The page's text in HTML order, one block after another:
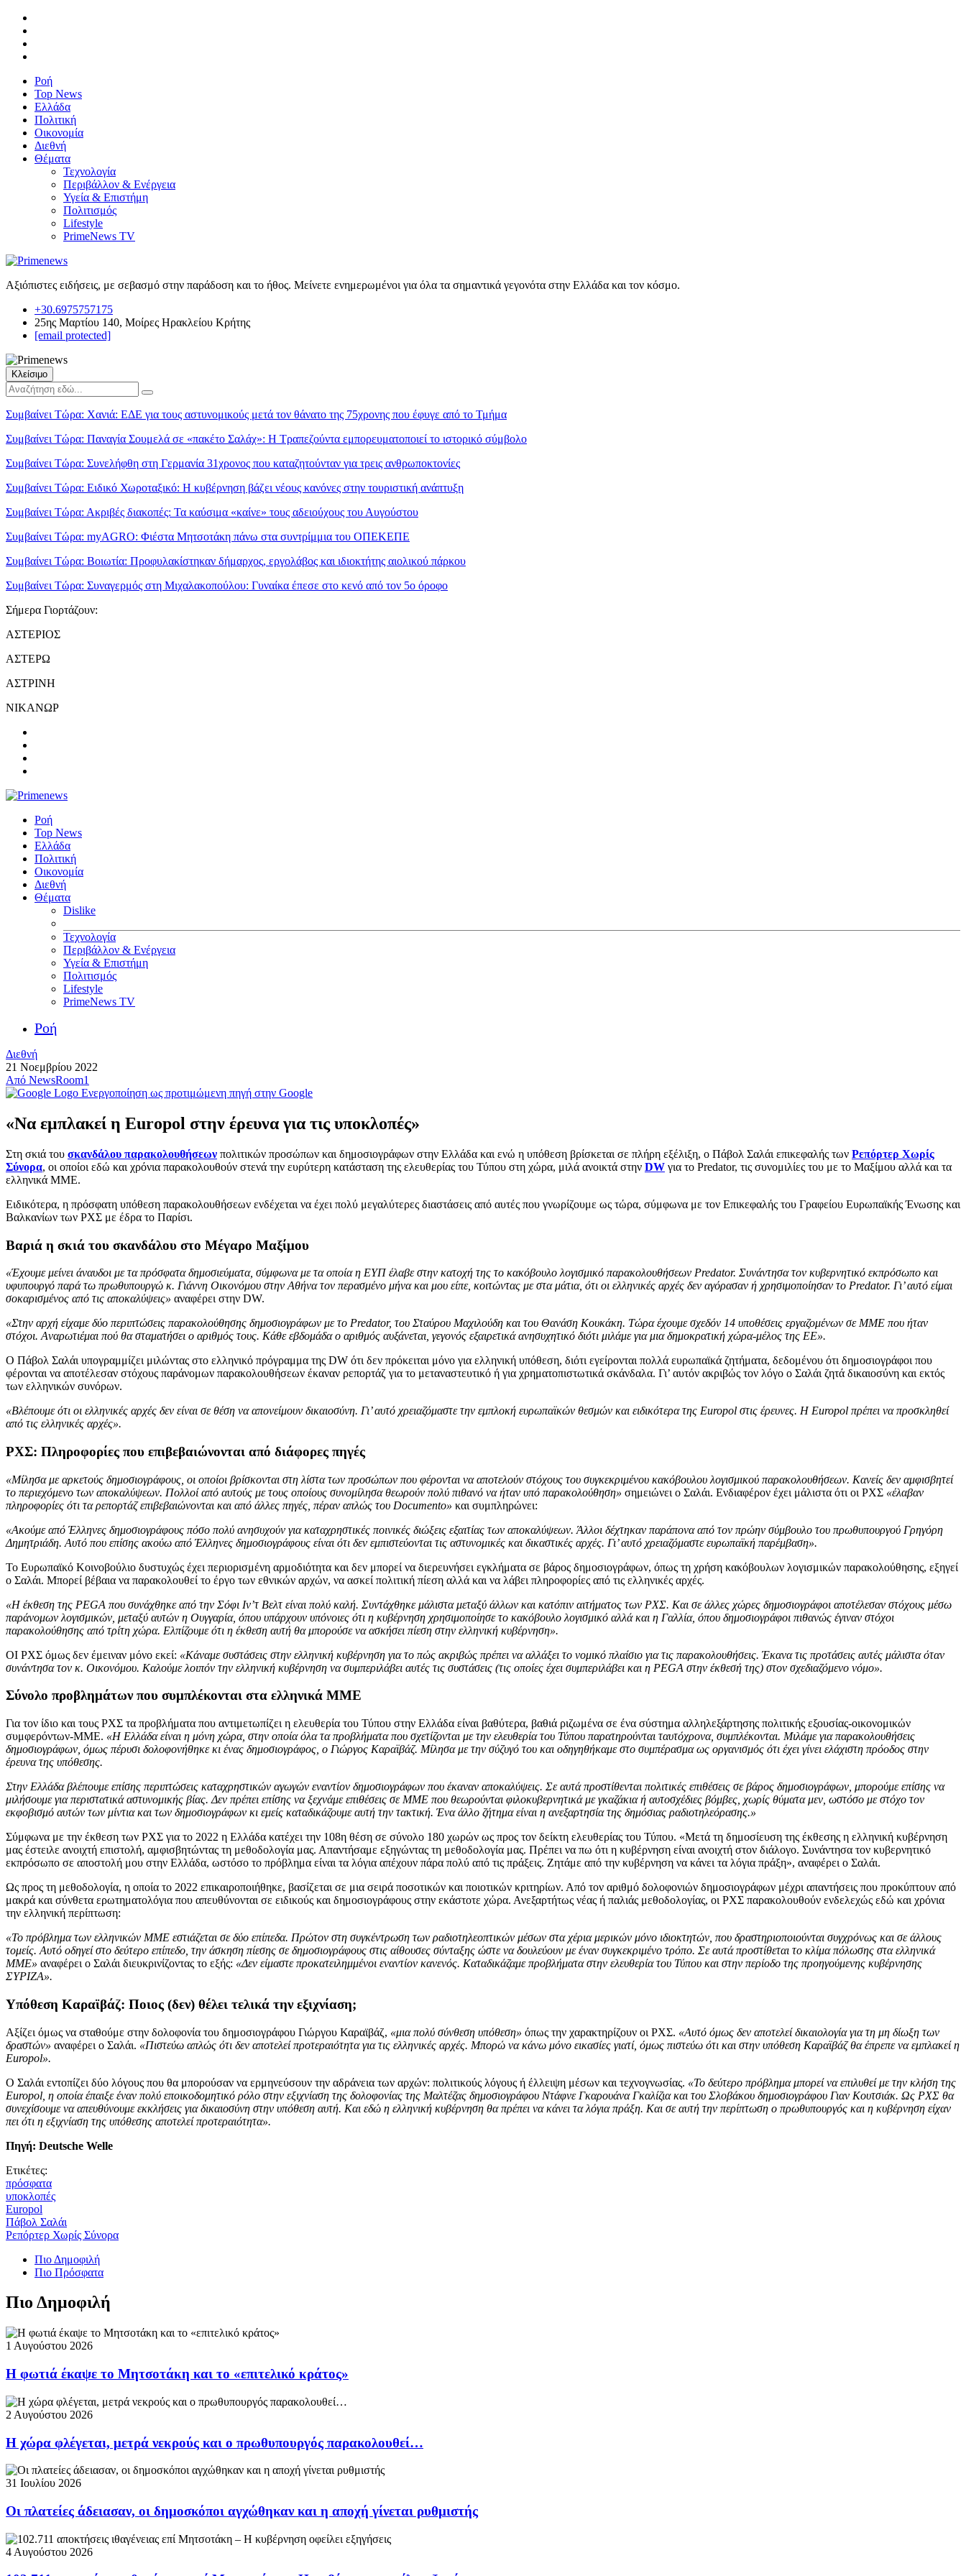
Ροή
Top News
Ελλάδα
Πολιτική
Οικονομία
Διεθνή
Θέματα
Τεχνολογία
Περιβάλλον & Ενέργεια
Υγεία & Επιστήμη
Πολιτισμός
Lifestyle
PrimeNews TV
Αξιόπιστες ειδήσεις, με σεβασμό στην παράδοση και το ήθος. Μείνετε ενημερωμένοι για όλα τα σημαντικά γεγονότα στην Ελλάδα και τον κόσμο.
+30.6975757175
25ης Μαρτίου 140, Μοίρες Ηρακλείου Κρήτης
[email protected]
Κλείσιμο
Συμβαίνει Τώρα: Χανιά: ΕΔΕ για τους αστυνομικούς μετά τον θάνατο της 75χρονης που έφυγε από το Τμήμα
Συμβαίνει Τώρα: Παναγία Σουμελά σε «πακέτο Σαλάχ»: Η Τραπεζούντα εμπορευματοποιεί το ιστορικό σύμβολο
Συμβαίνει Τώρα: Συνελήφθη στη Γερμανία 31χρονος που καταζητούνταν για τρεις ανθρωποκτονίες
Συμβαίνει Τώρα: Ειδικό Χωροταξικό: Η κυβέρνηση βάζει νέους κανόνες στην τουριστική ανάπτυξη
Συμβαίνει Τώρα: Ακριβές διακοπές: Τα καύσιμα «καίνε» τους αδειούχους του Αυγούστου
Συμβαίνει Τώρα: myAGRO: Φιέστα Μητσοτάκη πάνω στα συντρίμμια του ΟΠΕΚΕΠΕ
Συμβαίνει Τώρα: Βοιωτία: Προφυλακίστηκαν δήμαρχος, εργολάβος και ιδιοκτήτης αιολικού πάρκου
Συμβαίνει Τώρα: Συναγερμός στη Μιχαλακοπούλου: Γυναίκα έπεσε στο κενό από τον 5ο όροφο
Σήμερα Γιορτάζουν:
ΑΣΤΕΡΙΟΣ
ΑΣΤΕΡΩ
ΑΣΤΡΙΝΗ
ΝΙΚΑΝΩΡ
Ροή
Top News
Ελλάδα
Πολιτική
Οικονομία
Διεθνή
Θέματα
Dislike
Τεχνολογία
Περιβάλλον & Ενέργεια
Υγεία & Επιστήμη
Πολιτισμός
Lifestyle
PrimeNews TV
Ροή
Διεθνή
21 Νοεμβρίου 2022
Από NewsRoom1
Ενεργοποίηση ως προτιμώμενη πηγή στην Google
«Να εμπλακεί η Europol στην έρευνα για τις υποκλοπές»
Στη σκιά του σκανδάλου παρακολουθήσεων πολιτικών προσώπων και δημοσιογράφων στην Ελλάδα και ενώ η υπόθεση βρίσκεται σε πλήρη εξέλιξη, ο Πάβολ Σαλάι επικεφαλής των Ρεπόρτερ Χωρίς
Σύνορα, οι οποίοι εδώ και χρόνια παρακολουθούν στενά την ευρύτερη κατάσταση της ελευθερίας του Τύπου στη χώρα, μιλά ανοικτά στην DW για το Predator, τις συνομιλίες του με το Μαξίμου αλλά και τα
ελληνικά ΜΜΕ.
Ειδικότερα, η πρόσφατη υπόθεση παρακολουθήσεων ενδέχεται να έχει πολύ μεγαλύτερες διαστάσεις από αυτές που γνωρίζουμε ως τώρα, σύμφωνα με τον Επικεφαλής του Γραφείου Ευρωπαϊκής Ένωσης και
Βαλκανίων των ΡΧΣ με έδρα το Παρίσι.
Βαριά η σκιά του σκανδάλου στο Μέγαρο Μαξίμου
«Έχουμε μείνει άναυδοι με τα πρόσφατα δημοσιεύματα, σύμφωνα με τα οποία η ΕΥΠ έλαβε στην κατοχή της το κακόβουλο λογισμικό παρακολουθήσεων Predator. Συνάντησα τον κυβερνητικό εκπρόσωπο και
υφυπουργό παρά τω πρωθυπουργώ κ. Γιάννη Οικονόμου στην Αθήνα τον περασμένο μήνα και μου είπε, κοιτώντας με στα μάτια, ότι οι ελληνικές αρχές δεν αγόρασαν ή χρησιμοποίησαν το Predator. Γι’ αυτό είμαι
σοκαρισμένος από τις αποκαλύψεις» αναφέρει στην DW.
«Στην αρχή είχαμε δύο περιπτώσεις παρακολούθησης δημοσιογράφων με το Predatοr, του Σταύρου Μαχιλούδη και του Θανάση Κουκάκη. Τώρα έχουμε σχεδόν 14 υποθέσεις εργαζομένων σε ΜΜΕ που ήταν
στόχοι. Aναρωτιέμαι πού θα σταματήσει ο αριθμός τους. Κάθε εβδομάδα ο αριθμός αυξάνεται, γεγονός εξαιρετικά ανησυχητικό διότι μιλάμε για μια δημοκρατική χώρα-μέλος της ΕΕ».
Ο Πάβολ Σαλάι υπογραμμίζει μιλώντας στο ελληνικό πρόγραμμα της DW ότι δεν πρόκειται μόνο για ελληνική υπόθεση, διότι εγείρονται πολλά ευρωπαϊκά ζητήματα, δεδομένου ότι δημοσιογράφοι που
φέρονται να αποτέλεσαν στόχους παράνομων παρακολουθήσεων έκαναν ρεπορτάζ για το μεταναστευτικό ή για χρηματοπιστωτικά σκάνδαλα. Γι’ αυτόν ακριβώς τον λόγο ο Σαλάι ζητά δικαιοσύνη και εκτός
των ελληνικών συνόρων.
«Βλέπουμε ότι οι ελληνικές αρχές δεν είναι σε θέση να απονείμουν δικαιοσύνη. Γι’ αυτό χρειαζόμαστε την εμπλοκή ευρωπαϊκών θεσμών και ειδικότερα της Europol στις έρευνες. Η Europol πρέπει να προσκληθεί
από τις ελληνικές αρχές».
ΡΧΣ: Πληροφορίες που επιβεβαιώνονται από διάφορες πηγές
«Μίλησα με αρκετούς δημοσιογράφους, οι οποίοι βρίσκονται στη λίστα των προσώπων που φέρονται να αποτελούν στόχους του συγκεκριμένου κακόβουλου λογισμικού παρακολουθήσεων. Kανείς δεν αμφισβητεί
το περιεχόμενο των αποκαλύψεων. Πολλοί από αυτούς με τους οποίους συνομίλησα θεωρούν πολύ πιθανό να ήταν υπό παρακολούθηση» σημειώνει ο Σαλάι. Ενδιαφέρον έχει μάλιστα ότι οι ΡΧΣ «έλαβαν
πληροφορίες ότι τα ρεπορτάζ επιβεβαιώνονται και από άλλες πηγές, πέραν απλώς του Documento» και συμπληρώνει:
«Ακούμε από Έλληνες δημοσιογράφους πόσο πολύ ανησυχούν για καταχρηστικές ποινικές διώξεις εξαιτίας των αποκαλύψεων. Άλλοι δέχτηκαν παράπονα από τον πρώην σύμβουλο του πρωθυπουργού Γρηγόρη
Δημητριάδη. Αυτό που επίσης ακούω από Έλληνες δημοσιογράφους είναι ότι δεν εμπιστεύονται τις αστυνομικές και δικαστικές αρχές. Γι’ αυτό χρειαζόμαστε ευρωπαϊκή παρέμβαση».
Το Ευρωπαϊκό Κοινοβούλιο δυστυχώς έχει περιορισμένη αρμοδιότητα και δεν μπορεί να διερευνήσει εγκλήματα σε βάρος δημοσιογράφων, όπως τη χρήση κακόβουλων λογισμικών παρακολούθησης, εξηγεί
ο Σαλάι. Μπορεί βέβαια να παρακολουθεί το έργο των εθνικών αρχών, να ασκεί πολιτική πίεση αλλά και να λάβει πληροφορίες από τις ελληνικές αρχές.
«Η έκθεση της PEGA που συνάχθηκε από την Σόφι Ιν’τ Βελτ είναι πολύ καλή. Συντάχθηκε μάλιστα μεταξύ άλλων και κατόπιν αιτήματος των ΡΧΣ. Και σε άλλες χώρες δημοσιογράφοι αποτέλεσαν στόχους μέσω
παράνομων λογισμικών, μεταξύ αυτών η Ουγγαρία, όπου υπάρχουν υπόνοιες ότι η κυβέρνηση χρησιμοποίησε το κακόβουλο λογισμικό αλλά και η Γαλλία, όπου δημοσιογράφοι πιθανώς έγιναν στόχοι
παρακολούθησης από τρίτη χώρα. Ελπίζουμε ότι η έκθεση αυτή θα μπορούσε να ασκήσει πίεση στην ελληνική κυβέρνηση».
ΟΙ ΡΧΣ όμως δεν έμειναν μόνο εκεί: «Κάναμε συστάσεις στην ελληνική κυβέρνηση για το πώς ακριβώς πρέπει να αλλάξει το νομικό πλαίσιο για τις παρακολουθήσεις. Έκανα τις προτάσεις αυτές μάλιστα όταν
συνάντησα τον κ. Οικονόμου. Καλούμε λοιπόν την ελληνική κυβέρνηση να συμπεριλάβει αυτές τις συστάσεις (τις οποίες έχει συμπεριλάβει και η PEGΑ στην έκθεσή της) στον σχεδιαζόμενο νόμο».
Σύνολο προβλημάτων που συμπλέκονται στα ελληνικά ΜΜΕ
Για τον ίδιο και τους ΡΧΣ τα προβλήματα που αντιμετωπίζει η ελευθερία του Τύπου στην Ελλάδα είναι βαθύτερα, βαθιά ριζωμένα σε ένα σύστημα αλληλεξάρτησης πολιτικής εξουσίας-oικονομικών
συμφερόντων-MME. «Η Ελλάδα είναι η μόνη χώρα, στην οποία όλα τα προβλήματα που σχετίζονται με την ελευθερία του Τύπου παρατηρούνται ταυτόχρονα, συμπλέκονται. Μιλάμε για παρακολουθήσεις
δημοσιογράφων, όμως πέρυσι δολοφονήθηκε κι ένας δημοσιογράφος, ο Γιώργος Καραϊβάζ. Μίλησα με την σύζυγό του και οδηγηθήκαμε στο συμπέρασμα ως οργανισμός ότι έχει γίνει ελάχιστη πρόοδος στην
έρευνα της υπόθεσης.
Στην Ελλάδα βλέπουμε επίσης περιπτώσεις καταχρηστικών αγωγών εναντίον δημοσιογράφων που έκαναν αποκαλύψεις. Σε αυτά προστίθενται πολιτικές επιθέσεις σε βάρος δημοσιογράφων, μπορούμε επίσης να
μιλήσουμε για περιστατικά αστυνομικής βίας. Δεν πρέπει επίσης να ξεχνάμε επιθέσεις σε ΜΜΕ που θεωρούνται φιλοκυβερνητικά με γκαζάκια ή αυτοσχέδιες βόμβες, χωρίς θύματα μεν, ωστόσο με στόχο τον
εκφοβισμό αυτών των μίντια και των δημοσιογράφων κι εμείς καταδικάζουμε αυτή την τακτική. Ένα άλλο ζήτημα είναι η ανεξαρτησία της δημόσιας ραδιοτηλεόρασης.»
Σύμφωνα με την έκθεση των ΡΧΣ για το 2022 η Ελλάδα κατέχει την 108η θέση σε σύνολο 180 χωρών ως προς τον δείκτη ελευθερίας του Τύπου. «Μετά τη δημοσίευση της έκθεσης η ελληνική κυβέρνηση
μας έστειλε ανοιχτή επιστολή, αμφισβητώντας τη μεθοδολογία μας. Απαντήσαμε εξηγώντας τη μεθοδολογία μας. Πρέπει να πω ότι η κυβέρνηση είναι ανοιχτή στον διάλογο. Συνάντησα τον κυβερνητικό
εκπρόσωπο σε αποστολή μου στην Ελλάδα, ωστόσο το πρόβλημα είναι τα λόγια απέχουν πάρα πολύ από τις πράξεις. Ζητάμε από την κυβέρνηση να κάνει τα λόγια πράξη», αναφέρει ο Σαλάι.
Ως προς τη μεθοδολογία, η οποία το 2022 επικαιροποιήθηκε, βασίζεται σε μια σειρά ποσοτικών και ποιοτικών κριτηρίων. Από τον αριθμό δολοφονιών δημοσιογράφων μέχρι απαντήσεις που προκύπτουν από
μακρά και σύνθετα ερωτηματολόγια που απευθύνονται σε ειδικούς και δημοσιογράφους στην εκάστοτε χώρα. Ανεξαρτήτως νέας ή παλιάς μεθοδολογίας, οι ΡΧΣ παρακολουθούν ενδελεχώς εδώ και χρόνια
την ελληνική περίπτωση:
«Το πρόβλημα των ελληνικών ΜΜΕ εστιάζεται σε δύο επίπεδα. Πρώτον στη συγκέντρωση των ραδιοτηλεοπτικών μέσων στα χέρια μερικών μόνο ιδιοκτητών, που δραστηριοποιούνται συγχρόνως και σε άλλους
τομείς. Αυτό οδηγεί στο δεύτερο επίπεδο, την άσκηση πίεσης σε δημοσιογράφους στις αίθουσες σύνταξης ώστε να δουλεύουν με έναν συγκεκριμένο τρόπο. Σε αυτά προστίθεται το κλίμα πόλωσης στα ελληνικά
ΜΜΕ» αναφέρει ο Σαλάι διευκρινίζοντας το εξής: «Δεν είμαστε προκατειλημμένοι εναντίον κανενός. Καταδικάζαμε προβλήματα στην ελευθερία του Τύπου και στην περίοδο της προηγούμενης κυβέρνησης
ΣΥΡΙΖΑ».
Υπόθεση Καραϊβάζ: Ποιος (δεν) θέλει τελικά την εξιχνίαση;
Aξίζει όμως να σταθούμε στην δολοφονία του δημοσιογράφου Γιώργου Καραϊβάζ, «μια πολύ σύνθεση υπόθεση» όπως την χαρακτηρίζουν οι ΡΧΣ. «Αυτό όμως δεν αποτελεί δικαιολογία για τη μη δίωξη των
δραστών» αναφέρει ο Σαλάι. «Πιστεύω απλώς ότι δεν αποτελεί προτεραιότητα για τις ελληνικές αρχές. Μπορώ να κάνω μόνο εικασίες γιατί, όμως πιστεύω ότι και στην υπόθεση Καραϊβάζ θα έπρεπε να εμπλακεί η
Europol».
Ο Σαλάι εντοπίζει δύο λόγους που θα μπορούσαν να ερμηνεύσουν την αδράνεια των αρχών: πολιτικούς λόγους ή έλλειψη μέσων και τεχνογνωσίας. «Το δεύτερο πρόβλημα μπορεί να επιλυθεί με την κλήση της
Εuropol, η οποία έπαιξε έναν πολύ εποικοδομητικό ρόλο στην εξιχνίαση της δολοφονίας της Μαλτέζας δημοσιογράφου Ντάφνε Γκαρουάνα Γκαλίζια και του Σλοβάκου δημοσιογράφου Γιαν Κουτσιάκ. Ως ΡΧΣ θα
συνεχίσουμε να απευθύνουμε εκκλήσεις για δικαιοσύνη στην υπόθεση αυτή. Και εδώ η ελληνική κυβέρνηση θα πρέπει να κάνει τα λόγια πράξη. Και σε αυτή την περίπτωση ο πρωθυπουργός και η κυβέρνηση είχαν
πει ότι η εξιχνίαση της υπόθεσης αποτελεί προτεραιότητα».
Πηγή: Deutsche Welle
Ετικέτες:
πρόσφατα
υποκλοπές
Europol
Πάβολ Σαλάι
Ρεπόρτερ Χωρίς Σύνορα
Πιο Δημοφιλή
Πιο Πρόσφατα
Πιο Δημοφιλή
1 Αυγούστου 2026
Η φωτιά έκαψε το Μητσοτάκη και το «επιτελικό κράτος»
2 Αυγούστου 2026
Η χώρα φλέγεται, μετρά νεκρούς και ο πρωθυπουργός παρακολουθεί…
31 Ιουλίου 2026
Οι πλατείες άδειασαν, οι δημοσκόποι αγχώθηκαν και η αποχή γίνεται ρυθμιστής
4 Αυγούστου 2026